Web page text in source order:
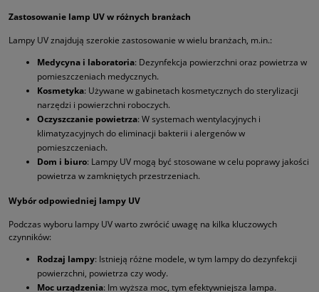
Zastosowanie lamp UV w różnych branżach
Lampy UV znajdują szerokie zastosowanie w wielu branżach, m.in.:
Medycyna i laboratoria: Dezynfekcja powierzchni oraz powietrza w
pomieszczeniach medycznych.
Kosmetyka: Używane w gabinetach kosmetycznych do sterylizacji
narzędzi i powierzchni roboczych.
Oczyszczanie powietrza: W systemach wentylacyjnych i
klimatyzacyjnych do eliminacji bakterii i alergenów w
pomieszczeniach.
Dom i biuro: Lampy UV mogą być stosowane w celu poprawy jakości
powietrza w zamkniętych przestrzeniach.
Wybór odpowiedniej lampy UV
Podczas wyboru lampy UV warto zwrócić uwagę na kilka kluczowych
czynników:
Rodzaj lampy: Istnieją różne modele, w tym lampy do dezynfekcji
powierzchni, powietrza czy wody.
Moc urządzenia: Im wyższa moc, tym efektywniejsza lampa.